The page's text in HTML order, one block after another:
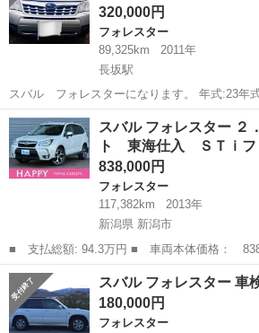
320,000円
フォレスター
89,325km
2011年
長坂駅
スバル フォレスターになります。 年式:23年
車検来年1月まで残っているため乗って帰れま
段になります。 ※税金含めた金額です。
エンジンスタ...
山梨 北杜市 フォレスター
スバル フォレスター
ト 東海仕入 ＳＴｉフ
838,000円
フォレスター
117,382km
2013年
新潟県 新潟市
■ 支払総額: 94.3万円 ■ 車両本体価格： 838,000 円 ■ メーカー
名： スバル ■ 車種名： フォレスター ■
ＸＴ アイサイト 東海仕入 ＳＴｉフロント
ーバー ＳＴ...
新潟
スバ
180,000円
フォレスター